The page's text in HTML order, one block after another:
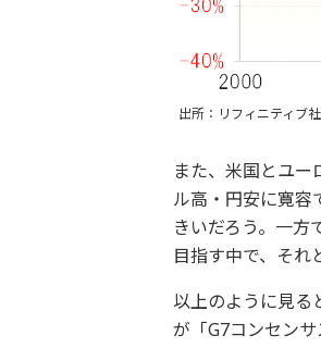
出所：リフィニティブ
また、米国とユ
ル高・円安に寛容
きいだろう。一方
目指す中で、それ
以上のように見る
が「G7コンセン